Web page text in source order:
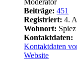
Beiträge: 451
Registriert: 4.
Wohnort:
Kontaktdaten:
Kontaktdaten
Website